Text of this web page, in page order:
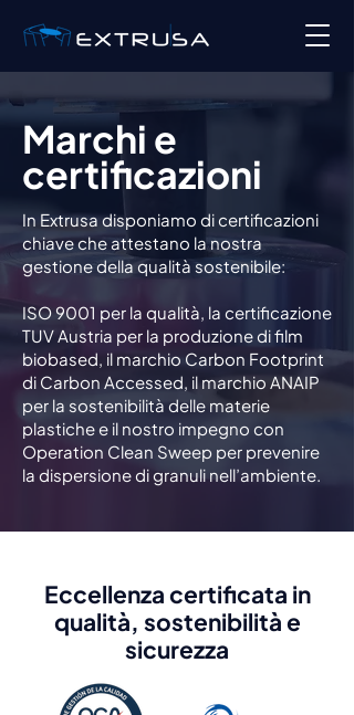
Marchi e
certificazioni
In Extrusa disponiamo di certificazioni
chiave che attestano la nostra
gestione della qualità sostenibile:
ISO 9001 per la qualità, la certificazione
TUV Austria per la produzione di film
biobased, il marchio Carbon Footprint
di Carbon Accessed, il marchio ANAIP
per la sostenibilità delle materie
plastiche e il nostro impegno con
Operation Clean Sweep per prevenire
la dispersione di granuli nell’ambiente.
Eccellenza certificata in
qualità, sostenibilità e
sicurezza